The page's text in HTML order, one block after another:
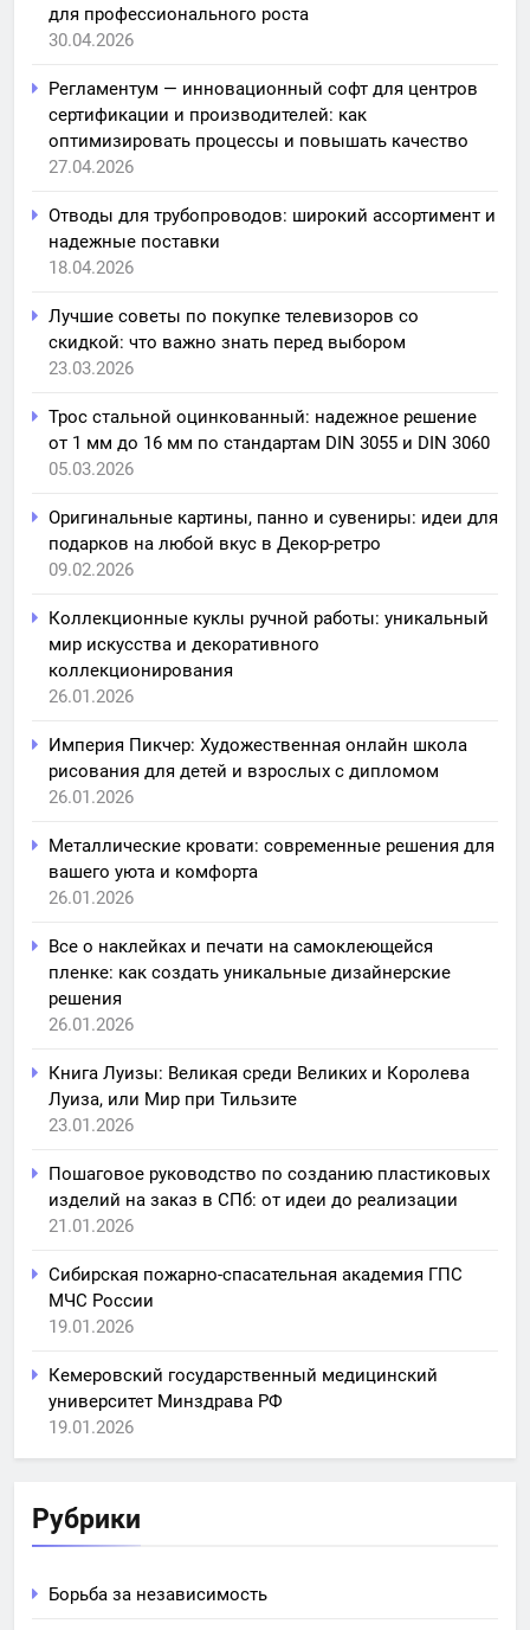
для профессионального роста
30.04.2026
Регламентум — инновационный софт для центров
сертификации и производителей: как
оптимизировать процессы и повышать качество
27.04.2026
Отводы для трубопроводов: широкий ассортимент и
надежные поставки
18.04.2026
Лучшие советы по покупке телевизоров со
скидкой: что важно знать перед выбором
23.03.2026
Трос стальной оцинкованный: надежное решение
от 1 мм до 16 мм по стандартам DIN 3055 и DIN 3060
05.03.2026
Оригинальные картины, панно и сувениры: идеи для
подарков на любой вкус в Декор-ретро
09.02.2026
Коллекционные куклы ручной работы: уникальный
мир искусства и декоративного
коллекционирования
26.01.2026
Империя Пикчер: Художественная онлайн школа
рисования для детей и взрослых с дипломом
26.01.2026
Металлические кровати: современные решения для
вашего уюта и комфорта
26.01.2026
Все о наклейках и печати на самоклеющейся
пленке: как создать уникальные дизайнерские
решения
26.01.2026
Книга Луизы: Великая среди Великих и Королева
Луиза, или Мир при Тильзите
23.01.2026
Пошаговое руководство по созданию пластиковых
изделий на заказ в СПб: от идеи до реализации
21.01.2026
Сибирская пожарно-спасательная академия ГПС
МЧС России
19.01.2026
Кемеровский государственный медицинский
университет Минздрава РФ
19.01.2026
Рубрики
Борьба за независимость